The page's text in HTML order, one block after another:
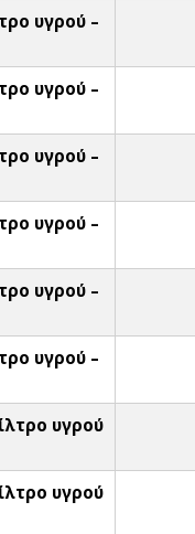
υγρού –
υγρού –
υγρού –
υγρού –
υγρού –
υγρού –
υγρού
υγρού